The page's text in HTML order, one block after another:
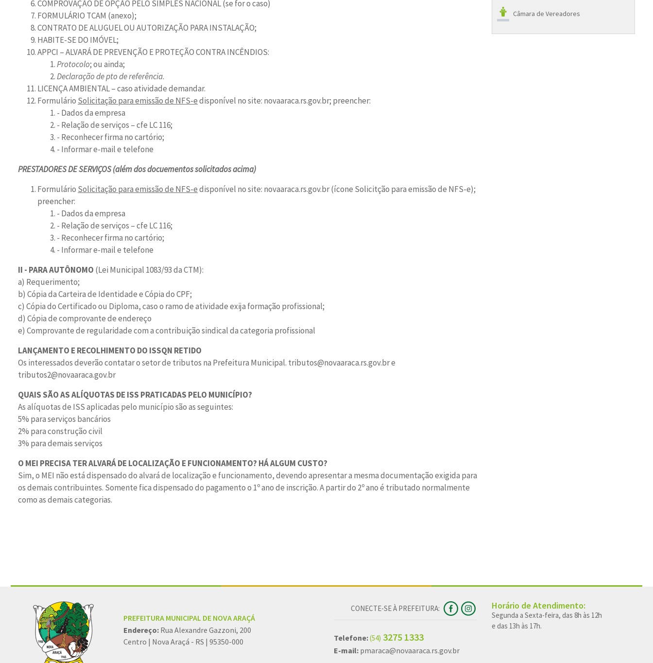
COMPROVAÇÃO DE OPÇÃO PELO SIMPLES NACIONAL (se for o caso)
FORMULÁRIO TCAM (anexo);
CONTRATO DE ALUGUEL OU AUTORIZAÇÃO PARA INSTALAÇÃO;
HABITE-SE DO IMÓVEL;
APPCI – ALVARÁ DE PREVENÇÃO E PROTEÇÃO CONTRA INCÊNDIOS:
Protocolo; ou ainda;
Declaração de pto de referência.
LICENÇA AMBIENTAL – caso atividade demandar.
Formulário Solicitação para emissão de NFS-edisponível no site: novaaraca.rs.gov.br; preencher:
- Dados da empresa
- Relação de serviços – cfe LC 116;
- Reconhecer firma no cartório;
- Informar e-mail e telefone
PRESTADORES DE SERVIÇOS (além dos docuementos solicitados acima)
Formulário Solicitação para emissão de NFS-edisponível no site: novaaraca.rs.gov.br (ícone Solicitção para emissão de NFS-e);
preencher:
- Dados da empresa
- Relação de serviços – cfe LC 116;
- Reconhecer firma no cartório;
- Informar e-mail e telefone
II - PARA AUTÔNOMO (Lei Municipal 1083/93 da CTM):
a) Requerimento;
b) Cópia da Carteira de Identidade e Cópia do CPF;
c) Cópia do Certificado ou Diploma, caso o ramo de atividade exija formação profissional;
d) Cópia de comprovante de endereço
e) Comprovante de regularidade com a contribuição sindical da categoria profissional
LANÇAMENTO E RECOLHIMENTO DO ISSQN RETIDO
Os interessados deverão contatar o setor de tributos na Prefeitura Municipal. tributos@novaaraca.rs.gov.br e
tributos2@novaaraca.gov.br
QUAIS SÃO AS ALÍQUOTAS DE ISS PRATICADAS PELO MUNICÍPIO?
As alíquotas de ISS aplicadas pelo município são as seguintes:
5% para serviços bancários
2% para construção civil
3% para demais serviços
O MEI PRECISA TER ALVARÁ DE LOCALIZAÇÃO E FUNCIONAMENTO? HÁ ALGUM CUSTO?
Sim, o MEI não está dispensado do alvará de localização e funcionamento, devendo apresentar a mesma documentação exigida para
os demais contribuintes. Somente fica dispensado do pagamento o 1º ano de inscrição. A partir do 2º ano é tributado normalmente
como as demais categorias.
Câmara de Vereadores
PREFEITURA MUNICIPAL DE NOVA ARAÇÁ
Endereço: Rua Alexandre Gazzoni, 200
Centro | Nova Araçá - RS | 95350-000
CONECTE-SE À PREFEITURA:
Telefone:(54) 3275 1333
E-mail: pmaraca@novaaraca.rs.gov.br
Horário de Atendimento:
Segunda a Sexta-feira, das 8h às 12h
e das 13h às 17h.